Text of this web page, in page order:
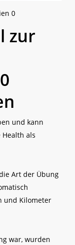
0
zur
und kann
als
Art der Übung
und Kilometer
war, wurden